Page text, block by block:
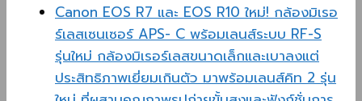
Canon EOS R7 และ EOS R10 ใหม่! กล้องมิเรอ
ร์เลสเซนเซอร์ APS- C พร้อมเลนส์ระบบ RF-S
รุ่นใหม่ กล้องมิเรอร์เลสขนาดเล็กและเบาลงแต่
ประสิทธิภาพเยี่ยมเกินตัว มาพร้อมเลนส์คิท 2 รุ่น